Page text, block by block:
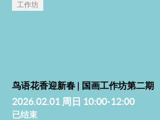
工作坊
鸟语花香迎新春 | 国画工作坊第二期
2026.02.01 周日 10:00-12:00
已结束